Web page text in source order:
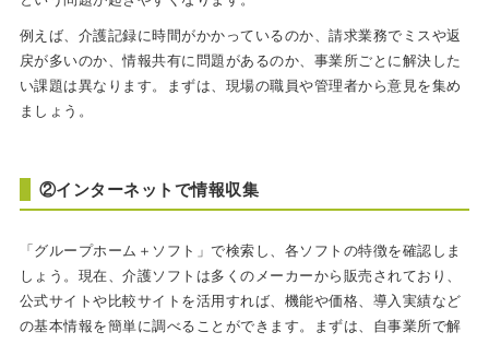
例えば、介護記録に時間がかかっているのか、請求業務でミスや返
戻が多いのか、情報共有に問題があるのか、事業所ごとに解決した
い課題は異なります。まずは、現場の職員や管理者から意見を集め
ましょう。
②インターネットで情報収集
「グループホーム＋ソフト」で検索し、各ソフトの特徴を確認しま
しょう。現在、介護ソフトは多くのメーカーから販売されており、
公式サイトや比較サイトを活用すれば、機能や価格、導入実績など
の基本情報を簡単に調べることができます。まずは、自事業所で解